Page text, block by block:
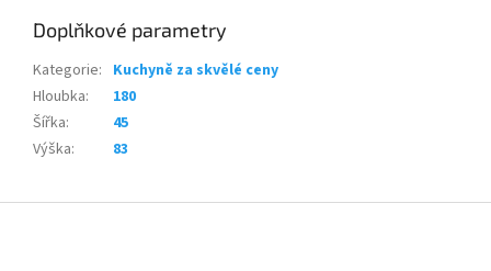
Doplňkové parametry
Kategorie: Kuchyně za skvělé ceny
Hloubka:
180
Šířka:
45
Výška: 83